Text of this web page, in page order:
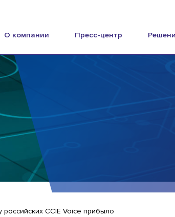
О компании Пресс-центр
российских CCIE Voice прибыло